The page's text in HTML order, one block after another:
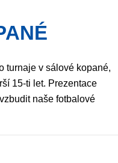
turnaje v sálové kopané,
15-ti let. Prezentace
naše fotbalové